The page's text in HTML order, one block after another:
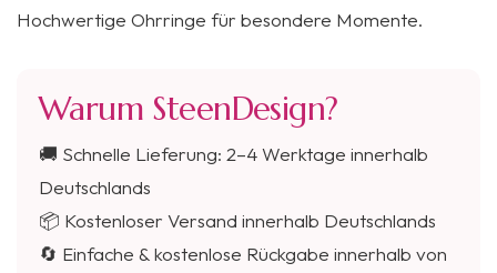
Hochwertige Ohrringe für besondere Momente.
Warum SteenDesign?
🚚 Schnelle Lieferung: 2–4 Werktage innerhalb
Deutschlands
📦 Kostenloser Versand innerhalb Deutschlands
🔄 Einfache & kostenlose Rückgabe innerhalb von